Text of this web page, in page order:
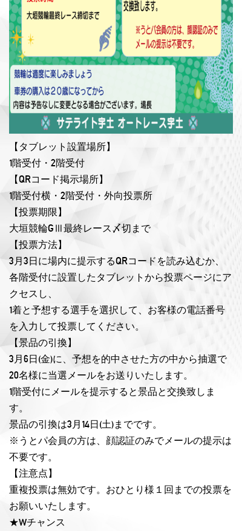
【タブレット設置場所】
1階受付・2階受付
【QRコード掲示場所】
1階受付横・2階受付・外向投票所
【投票期限】
大垣競輪GⅢ最終レース〆切まで
【投票方法】
3月3日に場内に提示するQRコードを読み込むか、
各階受付に設置したタブレットから投票ページにア
クセスし、
1着と予想する選手を選択して、お客様の電話番号
を入力して投票してください。
【景品の引換】
3月6日(金)に、予想を的中させた方の中から抽選で
20名様に当選メールをお送りいたします。
1階受付にメールを提示すると景品と交換致しま
す。
景品の引換は3月14日(土)までです。
※うとパ会員の方は、顔認証のみでメールの提示は
不要です。
【注意点】
重複投票は無効です。おひとり様１回までの投票を
お願いいたします。
★Wチャンス